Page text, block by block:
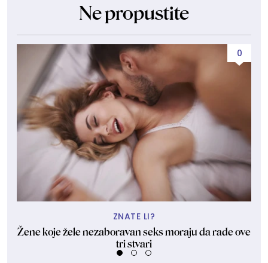
Ne propustite
0
ZNATE LI?
Žene koje žele nezaboravan seks moraju da rade ove
tri stvari